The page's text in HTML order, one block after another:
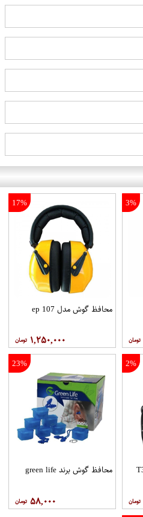
3%
17%
محافظ گوش مدل ep 107
۱,۲۵۰,۰۰۰
2%
23%
محافظ گوش برند green life
۵۸,۰۰۰